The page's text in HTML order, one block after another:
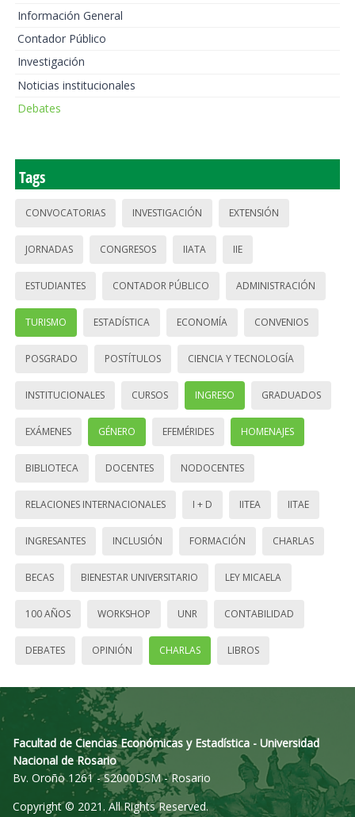
Información General
Contador Público
Investigación
Noticias institucionales
Debates
Tags
CONVOCATORIAS INVESTIGACIÓN EXTENSIÓN
JORNADAS CONGRESOS IIATA IIE
ESTUDIANTES CONTADOR PÚBLICO ADMINISTRACIÓN
TURISMO ESTADÍSTICA ECONOMÍA CONVENIOS
POSGRADO POSTÍTULOS CIENCIA Y TECNOLOGÍA
INSTITUCIONALES CURSOS INGRESO GRADUADOS
EXÁMENES GÉNERO EFEMÉRIDES HOMENAJES
BIBLIOTECA DOCENTES NODOCENTES
RELACIONES INTERNACIONALES I + D IITEA IITAE
INGRESANTES INCLUSIÓN FORMACIÓN CHARLAS
BECAS BIENESTAR UNIVERSITARIO LEY MICAELA
100 AÑOS WORKSHOP UNR CONTABILIDAD
DEBATES OPINIÓN CHARLAS LIBROS
Facultad de Ciencias Económicas y Estadística - Universidad
Nacional de Rosario
Bv. Oroño 1261 - S2000DSM - Rosario
Copyright © 2021. All Rights Reserved.